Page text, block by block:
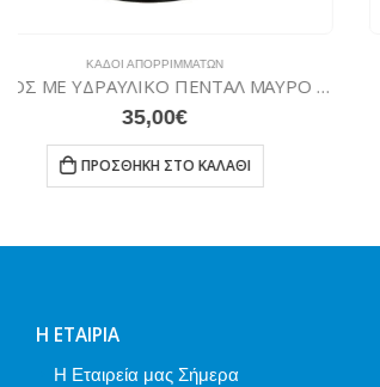
ΚΆΔΟΙ ΑΠΟΡΡΙΜΜΆΤΩΝ
ΚΑΔΟΣ 5L ΜΕ ΠΕΝΤΑΛ INOX
10,60
ΠΡΟΣΘΉΚΗ ΣΤΟ ΚΑΛΆΘΙ
Η ΕΤΑΙΡΊΑ
Η Εταιρεία μας Σήμερα